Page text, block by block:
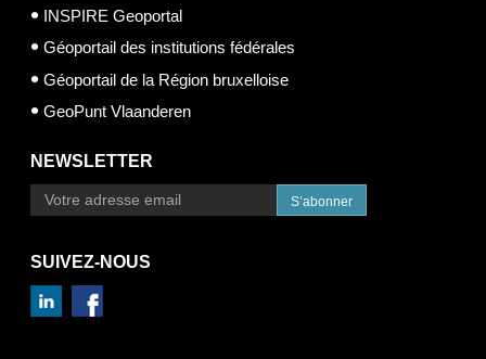
INSPIRE Geoportal
Géoportail des institutions fédérales
Géoportail de la Région bruxelloise
GeoPunt Vlaanderen
NEWSLETTER
S’abonner
SUIVEZ-NOUS